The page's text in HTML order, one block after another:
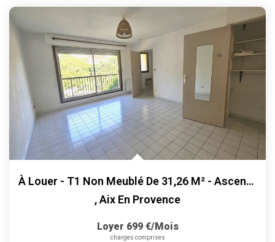
ALERTE
CONTACT
À Louer - T1 Non Meublé De 31,26 M² - Ascenseur, Parking,...
,Aix En Provence
Loyer 699 €/mois
charges comprises